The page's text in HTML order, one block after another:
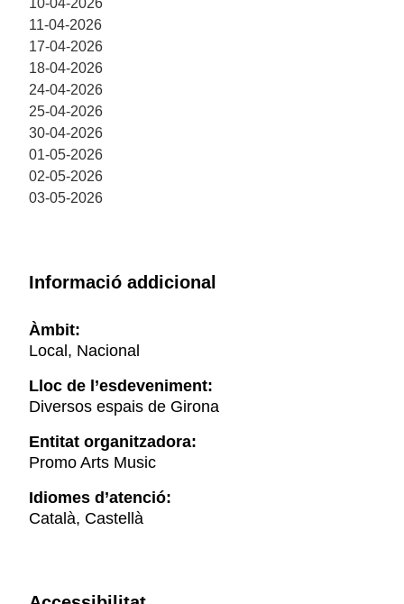
10-04-2026
11-04-2026
17-04-2026
18-04-2026
24-04-2026
25-04-2026
30-04-2026
01-05-2026
02-05-2026
03-05-2026
Informació addicional
Àmbit:
Local, Nacional
Lloc de l’esdeveniment:
Diversos espais de Girona
Entitat organitzadora:
Promo Arts Music
Idiomes d’atenció:
Català, Castellà